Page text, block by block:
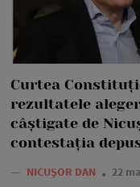
Curtea
rezultatele
câștigate de
contestația
— NICUȘOR DAN 22